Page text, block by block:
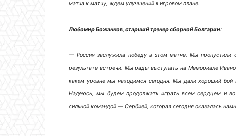
матча к матчу, ждем улучшений в игровом плане.
Любомир Божанков, старший тренер сборной Болгарии:
— Россия заслужила победу в этом матче. Мы пропустили
результате встречи. Мы рады выступать на Мемориале
каком уровне мы находимся сегодня. Мы дали хороший бой
Надеюсь, мы будем продолжать играть всем сердцем и
сильной командой — Сербией, которая сегодня оказалась